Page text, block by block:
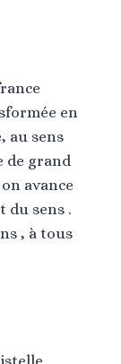
en
au sens
de grand
avance
du sens .
, à tous